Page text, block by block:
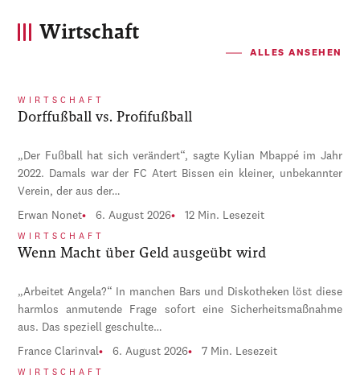
Wirtschaft
ALLES ANSEHEN
WIRTSCHAFT
Dorffußball vs. Profifußball
„Der Fußball hat sich verändert“, sagte Kylian Mbappé im Jahr
2022. Damals war der FC Atert Bissen ein kleiner, unbekannter
Verein, der aus der…
Erwan Nonet 6. August 2026 12 Min. Lesezeit
WIRTSCHAFT
Wenn Macht über Geld ausgeübt wird
„Arbeitet Angela?“ In manchen Bars und Diskotheken löst diese
harmlos anmutende Frage sofort eine Sicherheitsmaßnahme
aus. Das speziell geschulte…
France Clarinval 6. August 2026 7 Min. Lesezeit
WIRTSCHAFT